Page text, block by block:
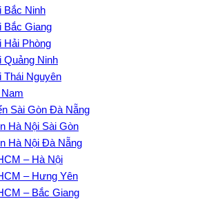
Bắc Ninh
Bắc Giang
Hải Phòng
Quảng Ninh
Thái Nguyên
Sài Gòn Đà Nẵng
Hà Nội Sài Gòn
Hà Nội Đà Nẵng
– Hà Nội
– Hưng Yên
– Bắc Giang